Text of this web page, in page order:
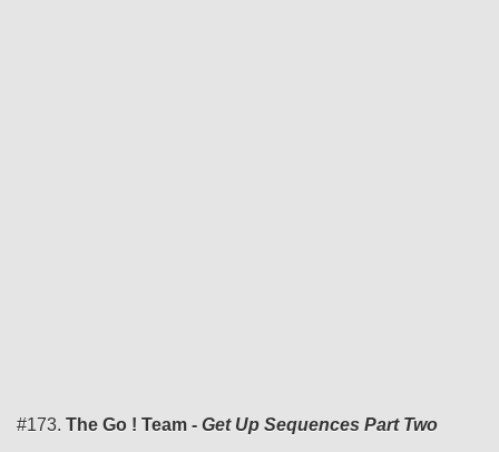
#173. The Go ! Team - Get Up Sequences Part Two